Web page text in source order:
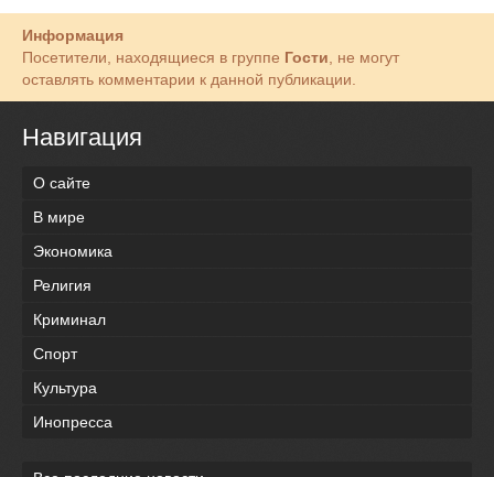
Информация
Посетители, находящиеся в группе Гости , не могут
оставлять комментарии к данной публикации.
Навигация
О сайте
В мире
Экономика
Религия
Криминал
Спорт
Культура
Инопресса